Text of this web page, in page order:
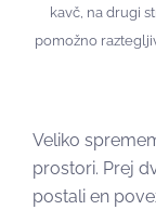
kavč, na drugi
pomožno
Veliko
prostori. Prej
postali en